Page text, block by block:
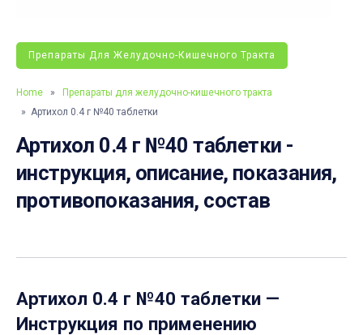
Препараты Для Желудочно-Кишечного Тракта
Home »
Препараты для желудочно-кишечного тракта
» Артихол 0.4 г №40 таблетки
Артихол 0.4 г №40 таблетки -
инструкция, описание, показания,
противопоказания, состав
Артихол 0.4 г №40 таблетки —
Инструкция по применению